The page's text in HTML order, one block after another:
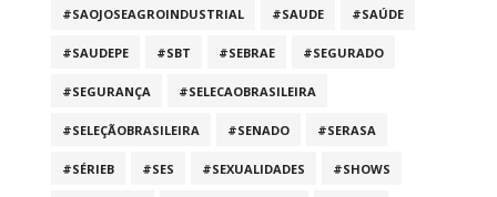
#SAOJOSEAGROINDUSTRIAL #SAUDE #SAÚDE
#SAUDEPE #SBT #SEBRAE #SEGURADO
#SEGURANÇA #SELECAOBRASILEIRA
#SELEÇÃOBRASILEIRA #SENADO #SERASA
#SÉRIEB #SES #SEXUALIDADES #SHOWS